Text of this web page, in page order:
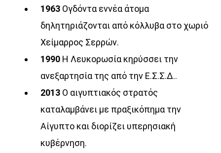
1963 Ογδόντα εννέα άτομα
δηλητηριάζονται από κόλλυβα στο χωριό
Χείμαρρος Σερρών.
1990 Η Λευκορωσία κηρύσσει την
ανεξαρτησία της από την Ε.Σ.Σ.Δ..
2013 Ο αιγυπτιακός στρατός
καταλαμβάνει με πραξικόπημα την
Αίγυπτο και διορίζει υπερησιακή
κυβέρνηση.